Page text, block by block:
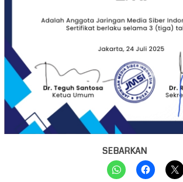
SEBARKAN